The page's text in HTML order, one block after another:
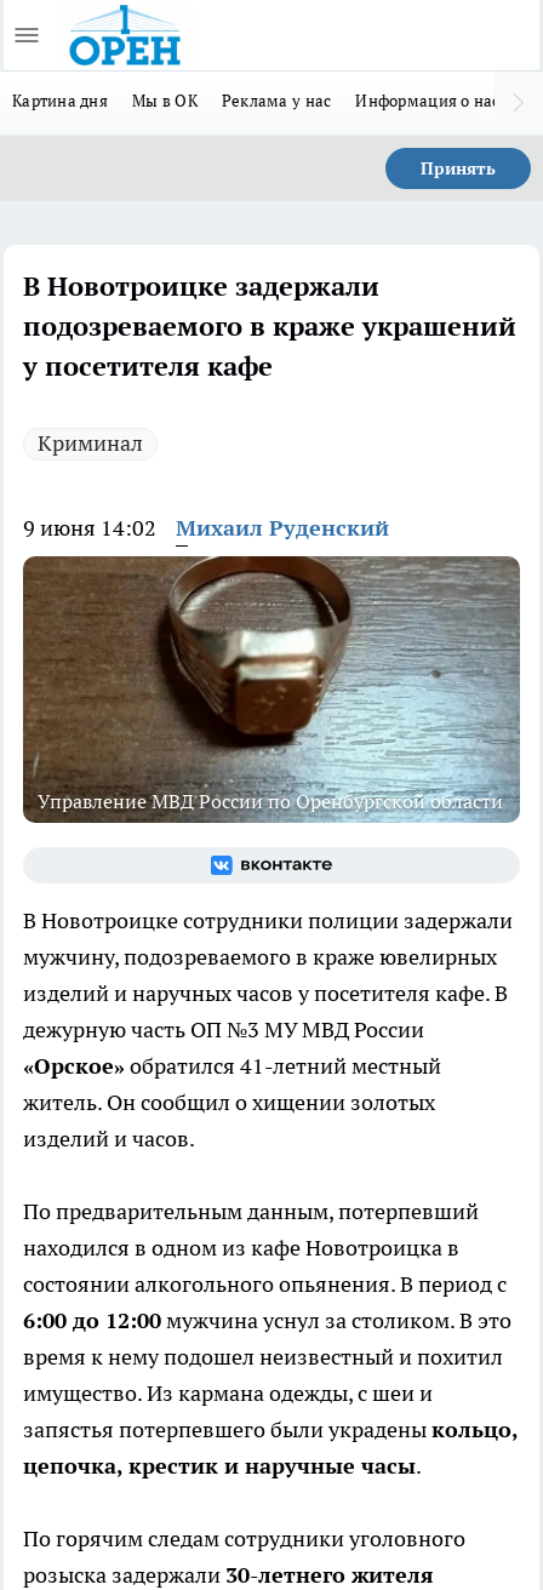
Картина дня Мы в ОК Реклама у нас Информация о нас
Принять
В Новотроицке задержали
подозреваемого в краже украшений
у посетителя кафе
Криминал
9 июня 14:02 Михаил Руденский
Управление МВД России по Оренбургской области
В Новотроицке сотрудники полиции задержали
мужчину, подозреваемого в краже ювелирных
изделий и наручных часов у посетителя кафе. В
дежурную часть ОП №3 МУ МВД России
«Орское» обратился 41-летний местный
житель. Он сообщил о хищении золотых
изделий и часов.
По предварительным данным, потерпевший
находился в одном из кафе Новотроицка в
состоянии алкогольного опьянения. В период с
6:00 до 12:00мужчина уснул за столиком. В это
время к нему подошел неизвестный и похитил
имущество. Из кармана одежды, с шеи и
запястья потерпевшего были украденыкольцо,
цепочка, крестик и наручные часы.
По горячим следам сотрудники уголовного
розыска задержали 30-летнего жителя